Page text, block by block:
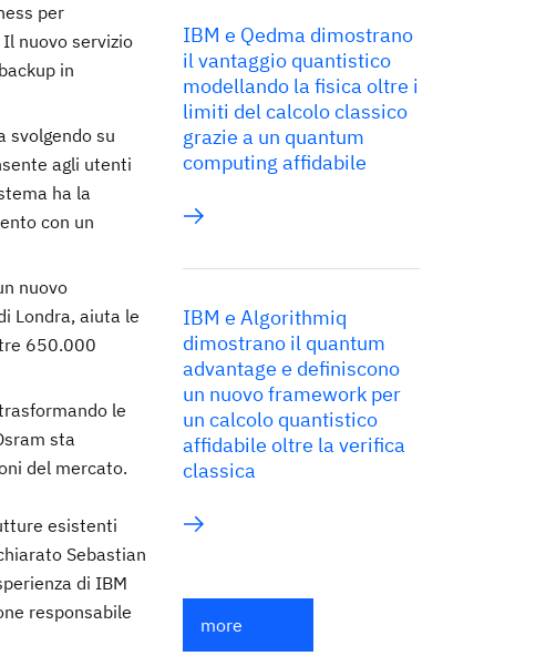
per
nuovo servizio
in
svolgendo su
agli utenti
ha la
con un
nuovo
Londra, aiuta le
650.000
le
sta
del mercato.
esistenti
Sebastian
di IBM
responsabile
IBM e Qedma dimostrano
il vantaggio quantistico
modellando la fisica oltre i
limiti del calcolo classico
grazie a un quantum
computing affidabile
IBM e Algorithmiq
dimostrano il quantum
advantage e definiscono
un nuovo framework per
un calcolo quantistico
affidabile oltre la verifica
classica
more